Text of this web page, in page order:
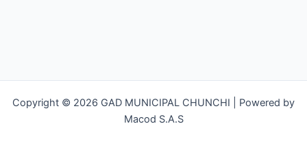
Copyright © 2026 GAD MUNICIPAL CHUNCHI | Powered by
Macod S.A.S